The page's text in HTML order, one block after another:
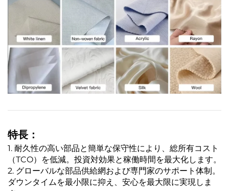
特長：
1. 耐久性の高い部品と簡単な保守性により、総所有コスト
（TCO）を低減。投資対効果と稼働時間を最大化します。
2. グローバルな部品供給網および専門家のサポート体制。
ダウンタイムを最小限に抑え、安心を最大限に実現しま